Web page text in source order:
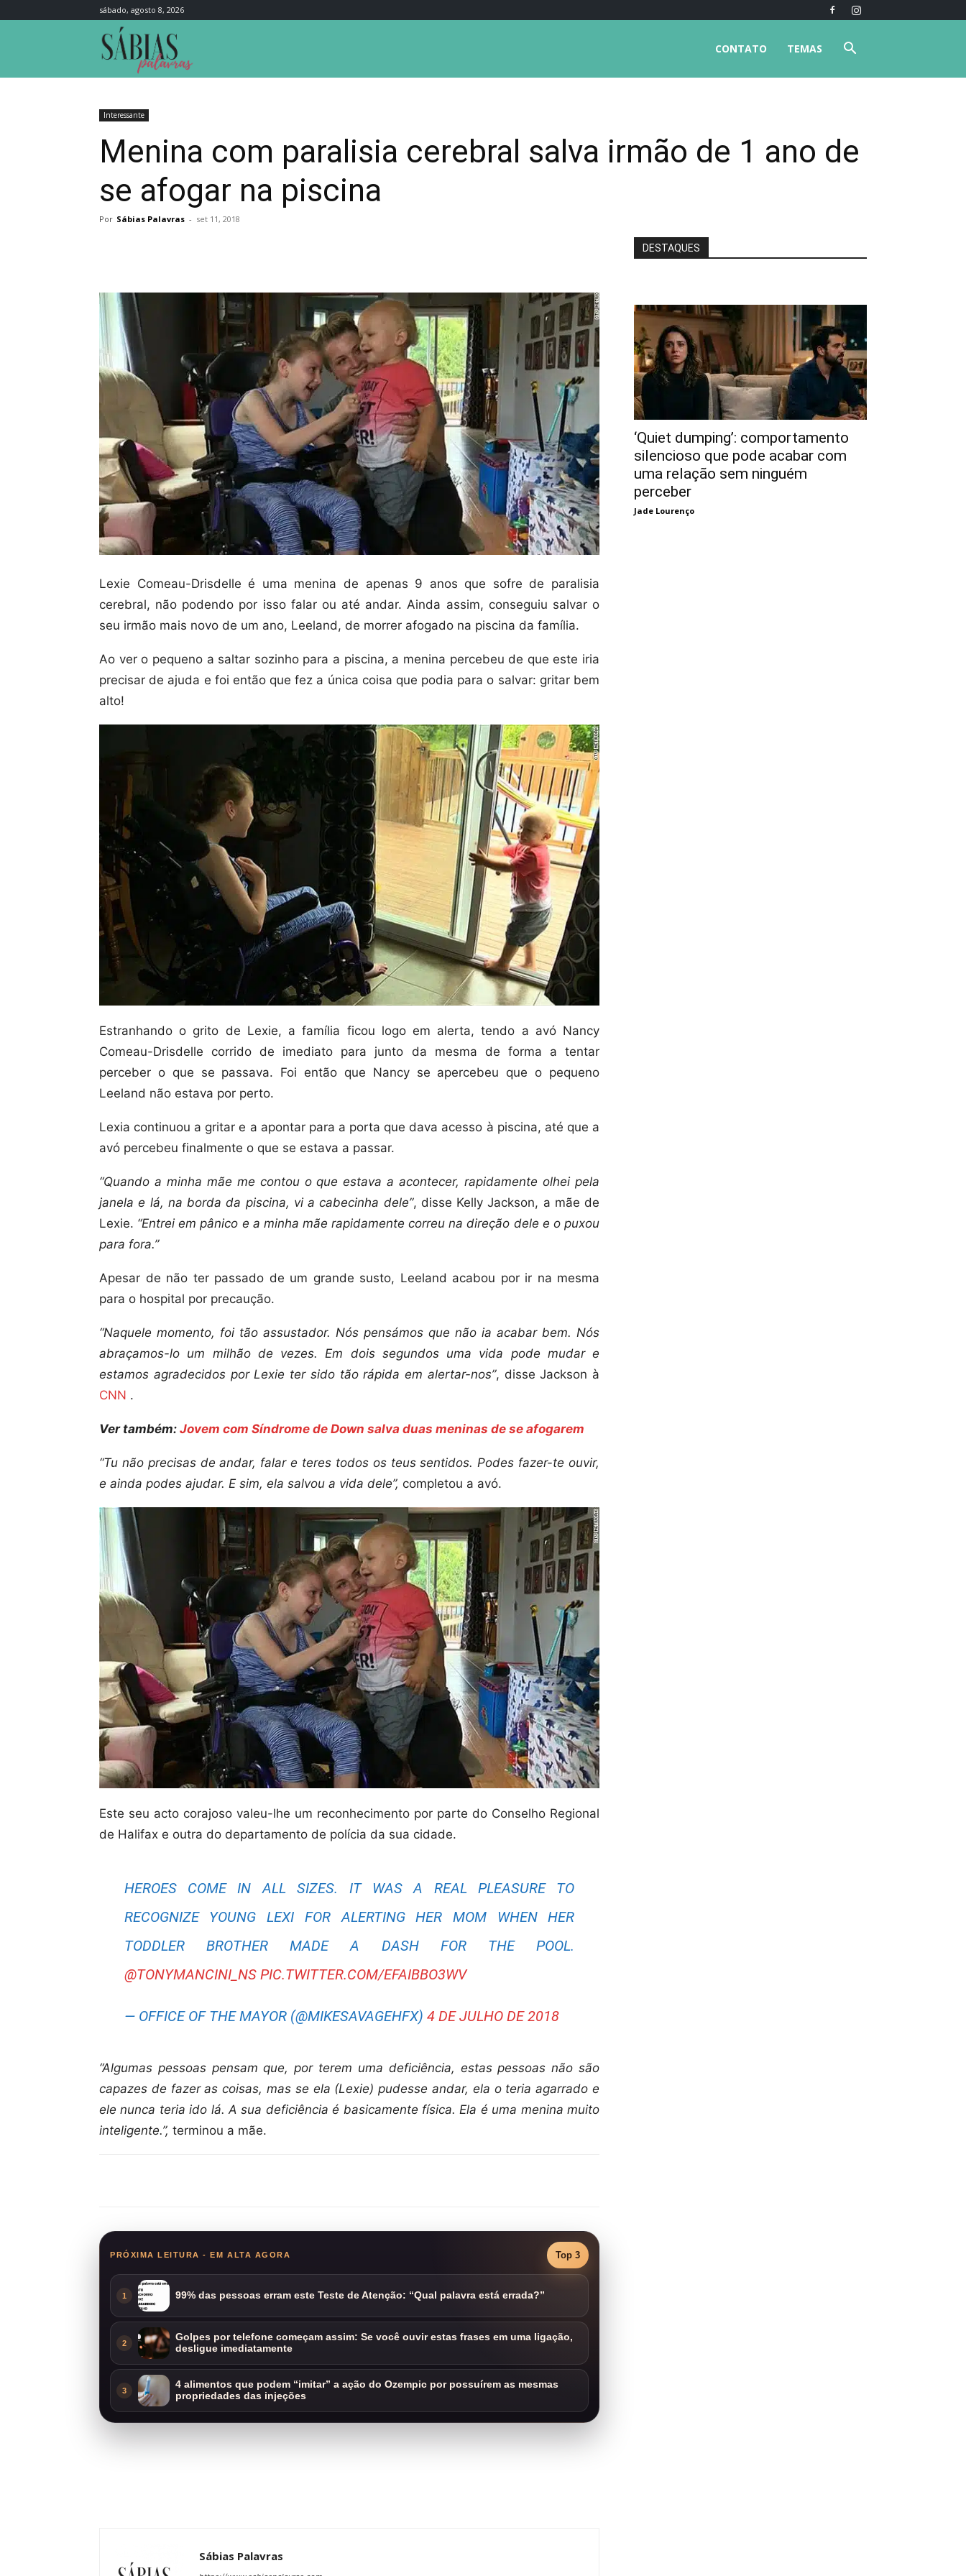
sábado, agosto 8, 2026
TEMAS
CONTATO
Interessante
Menina com paralisia cerebral salva irmão de 1 ano de
se afogar na piscina
Por Sábias Palavras - set 11, 2018
Lexie Comeau-Drisdelle é uma menina de apenas 9 anos que sofre de paralisia
cerebral, não podendo por isso falar ou até andar. Ainda assim, conseguiu salvar o
seu irmão mais novo de um ano, Leeland, de morrer afogado na piscina da família.
Ao ver o pequeno a saltar sozinho para a piscina, a menina percebeu de que este iria
precisar de ajuda e foi então que fez a única coisa que podia para o salvar: gritar bem
alto!
Estranhando o grito de Lexie, a família ficou logo em alerta, tendo a avó Nancy
Comeau-Drisdelle corrido de imediato para junto da mesma de forma a tentar
perceber o que se passava. Foi então que Nancy se apercebeu que o pequeno
Leeland não estava por perto.
Lexia continuou a gritar e a apontar para a porta que dava acesso à piscina, até que a
avó percebeu finalmente o que se estava a passar.
“Quando a minha mãe me contou o que estava a acontecer, rapidamente olhei pela
janela e lá, na borda da piscina, vi a cabecinha dele”, disse Kelly Jackson, a mãe de
Lexie. “Entrei em pânico e a minha mãe rapidamente correu na direção dele e o puxou
para fora.”
Apesar de não ter passado de um grande susto, Leeland acabou por ir na mesma
para o hospital por precaução.
“Naquele momento, foi tão assustador. Nós pensámos que não ia acabar bem. Nós
abraçamos-lo um milhão de vezes. Em dois segundos uma vida pode mudar e
estamos agradecidos por Lexie ter sido tão rápida em alertar-nos”, disse Jackson à
CNN .
Ver também: Jovem com Síndrome de Down salva duas meninas de se afogarem
“Tu não precisas de andar, falar e teres todos os teus sentidos. Podes fazer-te ouvir,
e ainda podes ajudar. E sim, ela salvou a vida dele”, completou a avó.
Este seu acto corajoso valeu-lhe um reconhecimento por parte do Conselho Regional
de Halifax e outra do departamento de polícia da sua cidade.
HEROES COME IN ALL SIZES. IT WAS A REAL PLEASURE TO
RECOGNIZE YOUNG LEXI FOR ALERTING HER MOM WHEN HER
TODDLER BROTHER MADE A DASH FOR THE POOL.
@TONYMANCINI_NS PIC.TWITTER.COM/EFAIBBO3WV
— OFFICE OF THE MAYOR (@MIKESAVAGEHFX) 4 DE JULHO DE 2018
“Algumas pessoas pensam que, por terem uma deficiência, estas pessoas não são
capazes de fazer as coisas, mas se ela (Lexie) pudesse andar, ela o teria agarrado e
ele nunca teria ido lá. A sua deficiência é basicamente física. Ela é uma menina muito
inteligente.”, terminou a mãe.
PRÓXIMA LEITURA - EM ALTA AGORA Top 3
1 99% das pessoas erram este Teste de Atenção: “Qual palavra está errada?”
2
Golpes por telefone começam assim: Se você ouvir estas frases em uma ligação,
desligue imediatamente
3
4 alimentos que podem “imitar” a ação do Ozempic por possuírem as mesmas
propriedades das injeções
Sábias Palavras
DESTAQUES
‘Quiet dumping’: comportamento
silencioso que pode acabar com
uma relação sem ninguém
perceber
Jade Lourenço